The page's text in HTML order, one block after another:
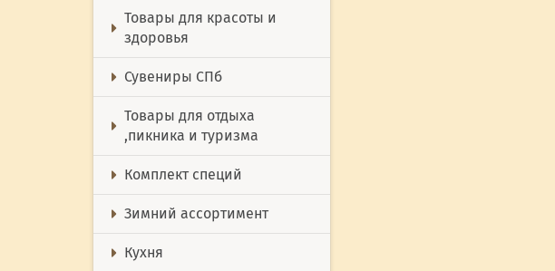
Товары для красоты и
здоровья
Сувениры СПб
Товары для отдыха
,пикника и туризма
Комплект специй
Зимний ассортимент
Кухня